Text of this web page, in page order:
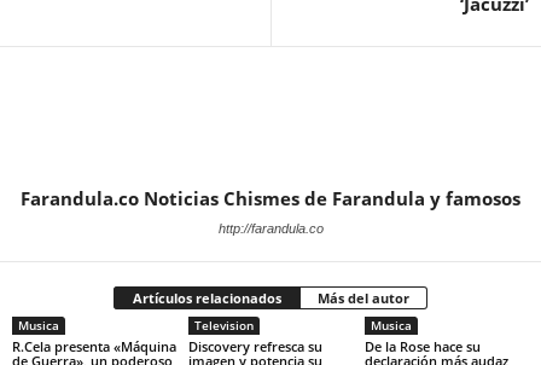
Farandula.co Noticias Chismes de Farandula y famosos
http://farandula.co
Artículos relacionados Más del autor
Musica
R.Cela presenta «Máquina
de Guerra», un poderoso
Television
Discovery refresca su
imagen y potencia su
Musica
De la Rose hace su
declaración más audaz